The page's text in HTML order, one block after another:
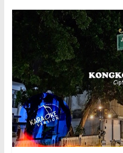
o
o
k
A
p
p